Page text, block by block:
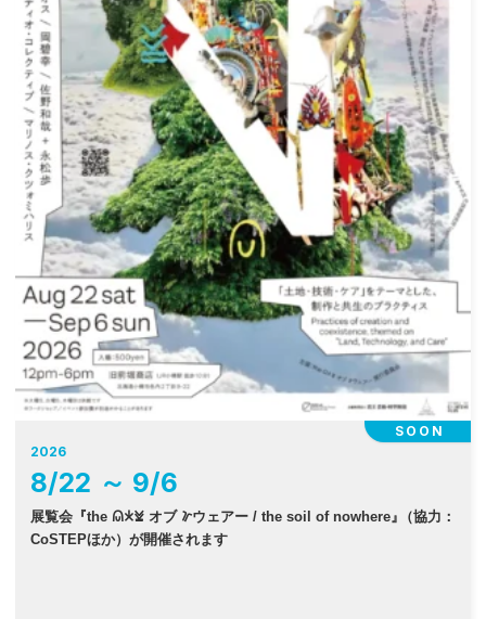
SOON
2026
8/22 ～ 9/6
展覧会『the 𐠫𐠂𐠓 オブ 𐠜ウェアー / the soil of nowhere』
（協力：
CoSTEPほか）が開催されます